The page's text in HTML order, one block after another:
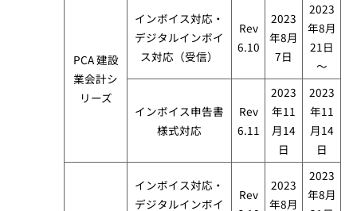
PCA 建設
業会計シ
リーズ​
インボイス対応・
デジタルインボイ
ス対応（受信）
Rev
6.10
2023
年8月
7日
2023
年8月
21日
～
インボイス申告書
様式対応
Rev
6.11
2023
年11
月14
日
2023
年11
月14
日
インボイス対応・
デジタルインボイ
Rev
2023
年8月
2023
年8月